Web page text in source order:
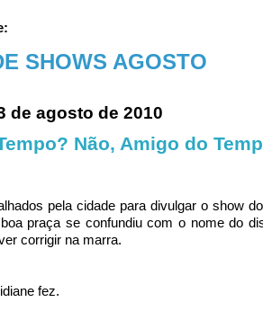
SHOWS AGOSTO
de agosto de 2010
Não, Amigo do
pela cidade para divulgar o show
praça se confundiu com o nome do
corrigir na marra.
fez.